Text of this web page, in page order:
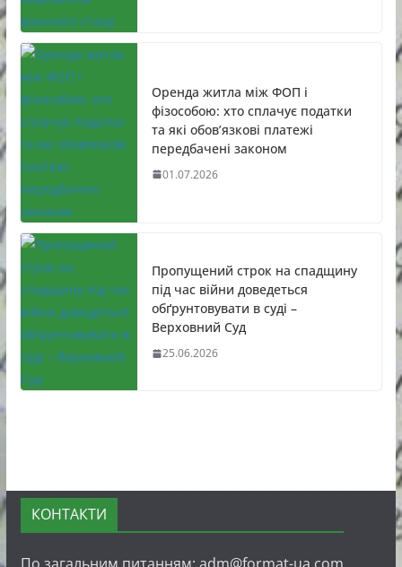
Оренда житла між ФОП і
фізособою: хто сплачує податки
та які обов’язкові платежі
передбачені законом
01.07.2026
Пропущений строк на спадщину
під час війни доведеться
обґрунтовувати в суді –
Верховний Суд
25.06.2026
КОНТАКТИ